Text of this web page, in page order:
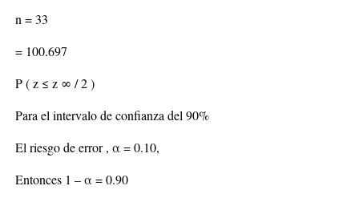
n = 33
= 100.697
P ( z ≤ z ∞ / 2 )
Para el intervalo de confianza del 90%
El riesgo de error , α = 0.10,
Entonces 1 – α = 0.90